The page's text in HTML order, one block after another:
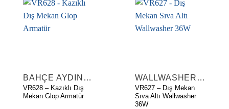
BAHÇE AYDINLATMA ARMATÜRLERI
VR628 – Kazıklı Dış
Mekan Glop Armatür
WALLWASHER AYDINLATMA
VR627 – Dış Mekan
Sıva Altı Wallwasher
36W